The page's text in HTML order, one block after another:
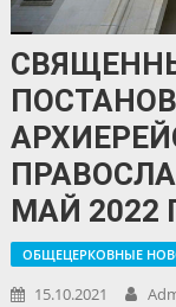
МАЙ 2022
ОБЩЕЦЕРКОВНЫЕ
15.10.2021